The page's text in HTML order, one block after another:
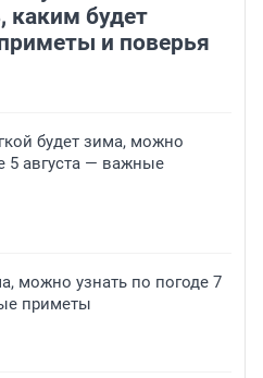
каким будет
и поверья
будет зима, можно
5 августа — важные
можно узнать по погоде 7
приметы